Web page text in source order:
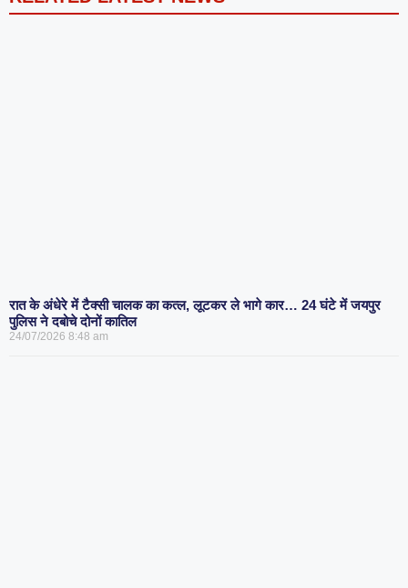
रात के अंधेरे में टैक्सी चालक का कत्ल, लूटकर ले भागे कार… 24 घंटे में जयपुर
पुलिस ने दबोचे दोनों कातिल
24/07/2026 8:48 am